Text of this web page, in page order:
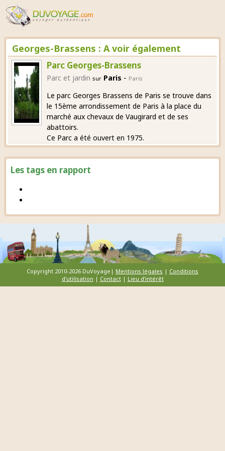
Les tags en rapport
Georges-Brassens : A voir également
Parc Georges-Brassens
Parc et jardin sur Paris - Paris
Le parc Georges Brassens de Paris se trouve dans
le 15ème arrondissement de Paris à la place du
marché aux chevaux de Vaugirard et de ses
abattoirs.
Ce Parc a été ouvert en 1975.
Copyright 2010-2026 DuVoyage| Mentions légales | Conditions
d'utilisation | Contact| Lieu d'intérêt